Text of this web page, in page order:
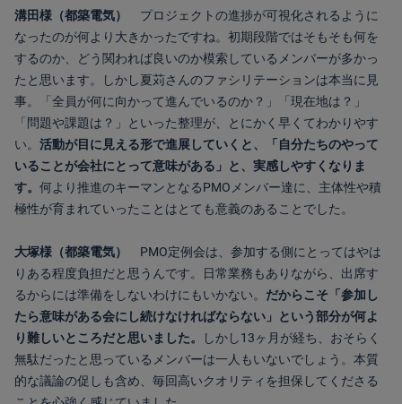
溝田様（都築電気）
プロジェクトの進捗が可視化されるように
なったのが何より大きかったですね。 初期段階ではそもそも何を
するのか、どう関われば良いのか模索しているメンバーが多かっ
たと思います。しかし夏苅さんのファシリテーションは本当に見
事。「全員が何に向かって進んでいるのか？」「現在地は？」
「問題や課題は？」といった整理が、とにかく早くてわかりやす
い。 活動が目に見える形で進展していくと、「自分たちのやって
いることが会社にとって意味がある」と、実感しやすくなりま
す。 何より推進のキーマンとなるPMOメンバー達に、主体性や積
極性が育まれていったことはとても意義のあることでした。
大塚様（都築電気）
PMO定例会は、参加する側にとってはやは
りある程度負担だと思うんです。日常業務もありながら、出席す
るからには準備をしないわけにもいかない。 だからこそ 「参加し
たら意味がある会にし続けなければならない」 という部分が何よ
り難しいところだと思いました。
しかし13ヶ月が経ち、おそらく
無駄だったと思っているメンバーは一人もいないでしょう。本質
的な議論の促しも含め、毎回高いクオリティを担保してくださる